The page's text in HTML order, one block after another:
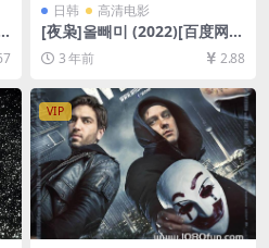
日韩 高清电影
[夜枭]올빼미 (2022)[百度网盘
+迅雷云盘资源1080P超清未
删减][MP4/7.7GB][韩语中字]
3 年前 2.88
VIP